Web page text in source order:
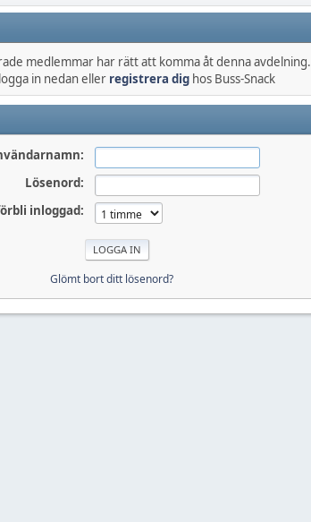
medlemmar har rätt att komma åt denna avdelning.
in nedan eller registrera dig hos Buss-Snack
Lösenord:
inloggad:
Glömt bort ditt lösenord?